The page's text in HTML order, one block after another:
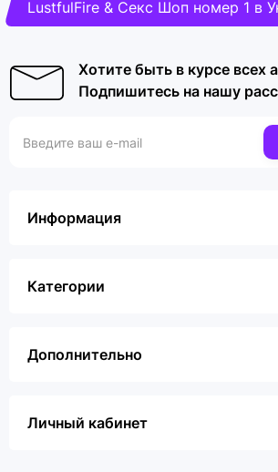
LustfulFire & Секс Шоп номер 1 в
Хотите быть в курсе всех
Подпишитесь на нашу
Информация
Категории
Дополнительно
Личный кабинет